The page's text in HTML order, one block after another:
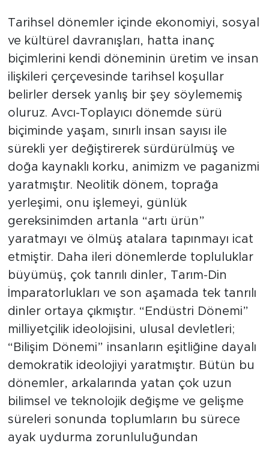
Tarihsel dönemler içinde ekonomiyi, sosyal
ve kültürel davranışları, hatta inanç
biçimlerini kendi döneminin üretim ve insan
ilişkileri çerçevesinde tarihsel koşullar
belirler dersek yanlış bir şey söylememiş
oluruz. Avcı-Toplayıcı dönemde sürü
biçiminde yaşam, sınırlı insan sayısı ile
sürekli yer değiştirerek sürdürülmüş ve
doğa kaynaklı korku, animizm ve paganizmi
yaratmıştır. Neolitik dönem, toprağa
yerleşimi, onu işlemeyi, günlük
gereksinimden artanla “artı ürün”
yaratmayı ve ölmüş atalara tapınmayı icat
etmiştir. Daha ileri dönemlerde topluluklar
büyümüş, çok tanrılı dinler, Tarım-Din
İmparatorlukları ve son aşamada tek tanrılı
dinler ortaya çıkmıştır. “Endüstri Dönemi”
milliyetçilik ideolojisini, ulusal devletleri;
“Bilişim Dönemi” insanların eşitliğine dayalı
demokratik ideolojiyi yaratmıştır. Bütün bu
dönemler, arkalarında yatan çok uzun
bilimsel ve teknolojik değişme ve gelişme
süreleri sonunda toplumların bu sürece
ayak uydurma zorunluluğundan
Tarihçe
Resmi İlanlar
Söyleşi
Foto Şaka
Teknoloji
Politika